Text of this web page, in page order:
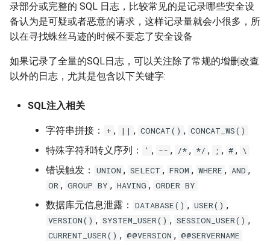
录部分或完整的 SQL 日志，比较常见的是记录哪些安全设
备认为是可疑或者恶意的请求，这样记录量就会小很多，所
以在寻找蛛丝马迹的时候不要忘了安全设备
如果记录了全量的SQL日志，可以关注除了常规的增删改查
以外的日志，尤其是包含以下关键字:
SQL注入相关
字符串拼接： + , || , CONCAT() , CONCAT_WS()
特殊字符和转义序列： ' , -- , /* , */ , ; , # , \
错误触发： UNION , SELECT , FROM , WHERE , AND ,
OR , GROUP BY , HAVING , ORDER BY
数据库元信息泄露： DATABASE() , USER() ,
VERSION() , SYSTEM_USER() , SESSION_USER() ,
CURRENT_USER() , @@VERSION , @@SERVERNAME